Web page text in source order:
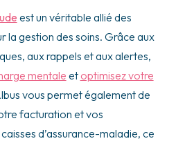
est un véritable allié des
la gestion des soins. Grâce aux
aux rappels et aux alertes,
mentaleet optimisez votre
vous permet également de
facturation et vos
d’assurance-maladie, ce